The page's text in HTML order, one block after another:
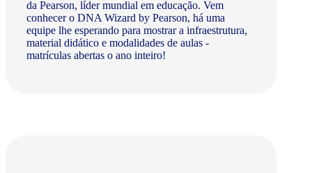
da Pearson, líder mundial em educação. Vem
conhecer o DNA Wizard by Pearson, há uma
equipe lhe esperando para mostrar a infraestrutura,
material didático e modalidades de aulas -
matrículas abertas o ano inteiro!